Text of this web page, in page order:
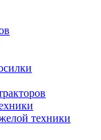
техники